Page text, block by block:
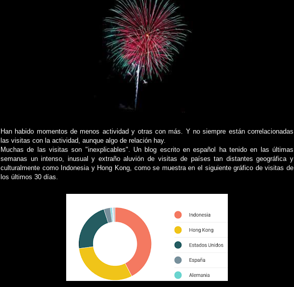
Han habido momentos de menos actividad y otras con más. Y no siempre están correlacionadas
las visitas con la actividad, aunque algo de relación hay.
Muchas de las visitas son "inexplicables". Un blog escrito en español ha tenido en las últimas
semanas un intenso, inusual y extraño aluvión de visitas de países tan distantes geográfica y
culturalmente como Indonesia y Hong Kong, como se muestra en el siguiente gráfico de visitas de
los últimos 30 días.